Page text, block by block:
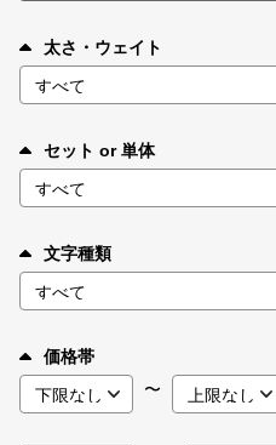
お問い合わせ
太さ・ウェイト
セット or 単体
文字種類
価格帯
〜